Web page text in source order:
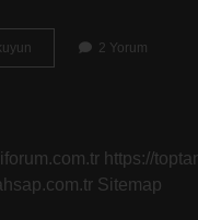
6
2 Yorum
https://
Sitemap